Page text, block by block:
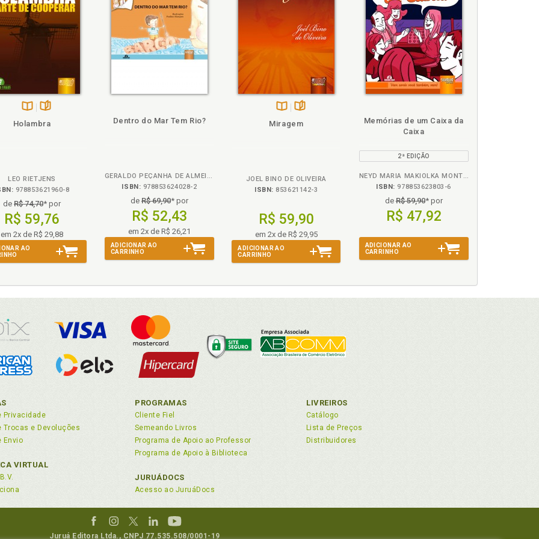
Disponível
páginas
Holambra
LEO RIETJENS
978853621960-8
de R$ 74,70* por
R$ 59,76
em 2x de R$ 29,88
AO
Dentro do Mar Tem Rio?
GERALDO PEÇANHA DE ALMEIDA
ISBN: 978853624028-2
de R$ 69,90* por
R$ 52,43
em 2x de R$ 26,21
ADICIONAR AO
CARRINHO
Miragem
JOEL BINO DE OLIVEIRA
ISBN: 853621142-3
R$ 59,90
em 2x de R$ 29,95
ADICIONAR AO
CARRINHO
Memórias de um Caixa da
Caixa
2ª EDIÇÃO
NEYD MARIA MAKIOLKA MONTINGELLI
ISBN: 978853623803-6
deR$ 59,90* por
R$ 47,92
ADICIONAR AO
CARRINHO
Privacidade
Trocas e Devoluções
Envio
VIRTUAL
PROGRAMAS
Cliente Fiel
Semeando Livros
Programa de Apoio ao Professor
Programa de Apoio à Biblioteca
JURUÁDOCS
Acesso ao JuruáDocs
LIVREIROS
Catálogo
Lista de Preços
Distribuidores
Juruá Editora Ltda., CNPJ 77.535.508/0001-19